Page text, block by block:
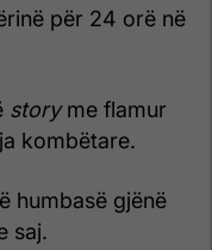
për 24 orë në
storyme flamur
kombëtare.
humbasë gjënë
saj.